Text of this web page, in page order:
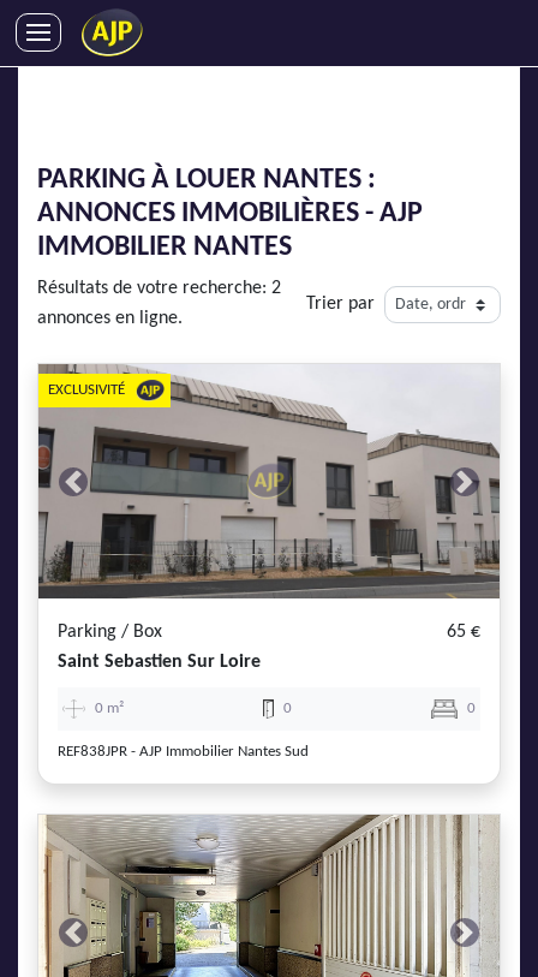
SYNDIC
IMMOBILIER NEUF
ENTREPRISES
DEVENIR FRANCHISÉ
AJP Actualités
Service Qualité Clients
PARKING À LOUER NANTES :
ANNONCES IMMOBILIÈRES - AJP
IMMOBILIER NANTES
Résultats de votre recherche: 2
annonces en ligne.
Trier par
Previous Next
EXCLUSIVITÉ
Parking / Box
65 €
Saint Sebastien Sur Loire
0 m² 0 0
REF838JPR - AJP Immobilier Nantes Sud
Previous Next